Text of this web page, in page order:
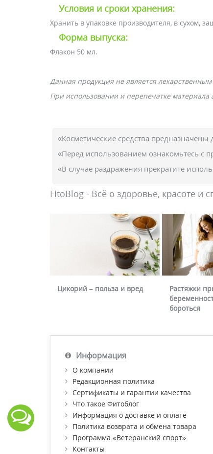
Условия и сроки хранения:
Хранить в упаковке производителя, в сухом,
Форма выпуска:
Флакон 50 мл.
Данная продукция не является лекарственным
При использовании и перепечатке материала
«Косметические средства
«Перед использованием ознакомьтесь с
«В случае раздражения прекратите
FitoBlog - Всё о здоровье, красоте и
Цикорий – польза и вред
Растяжки
бороться
Информация
О компании
Редакционная политика
Сертификаты и гарантии качества
Что такое Фитоблог
Информация о доставке и оплате
Политика возврата и обмена товара
Программа «Ветеранский спорт»
Контакты